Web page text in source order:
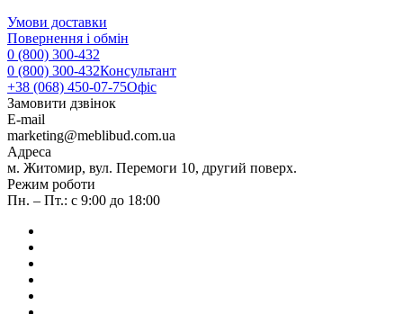
Умови доставки
Повернення і обмін
0 (800) 300-432
0 (800) 300-432Консультант
+38 (068) 450-07-75Офіс
Замовити дзвінок
E-mail
marketing@meblibud.com.ua
Адреса
м. Житомир, вул. Перемоги 10, другий поверх.
Режим роботи
Пн. – Пт.: с 9:00 до 18:00